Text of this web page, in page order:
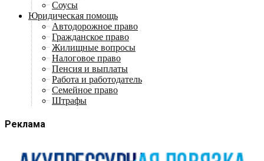
Соусы
Юридическая помощь
Автодорожное право
Гражданское право
Жилищные вопросы
Налоговое право
Пенсия и выплаты
Работа и работодатель
Семейное право
Штрафы
Реклама